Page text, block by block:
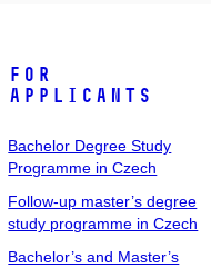
For
Applicants
Bachelor Degree Study
Programme in Czech
Follow-up master’s degree
study programme in Czech
Bachelor’s and Master’s